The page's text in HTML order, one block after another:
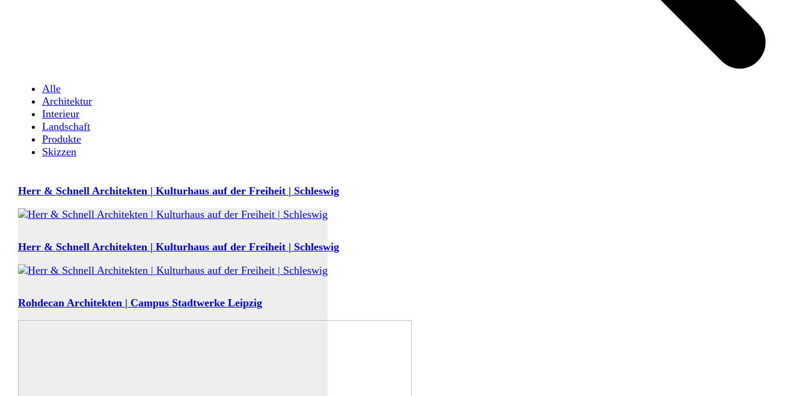
Alle
Architektur
Interieur
Landschaft
Produkte
Skizzen
Herr & Schnell Architekten | Kulturhaus auf der Freiheit | Schleswig
Herr & Schnell Architekten | Kulturhaus auf der Freiheit | Schleswig
Rohdecan Architekten | Campus Stadtwerke Leipzig